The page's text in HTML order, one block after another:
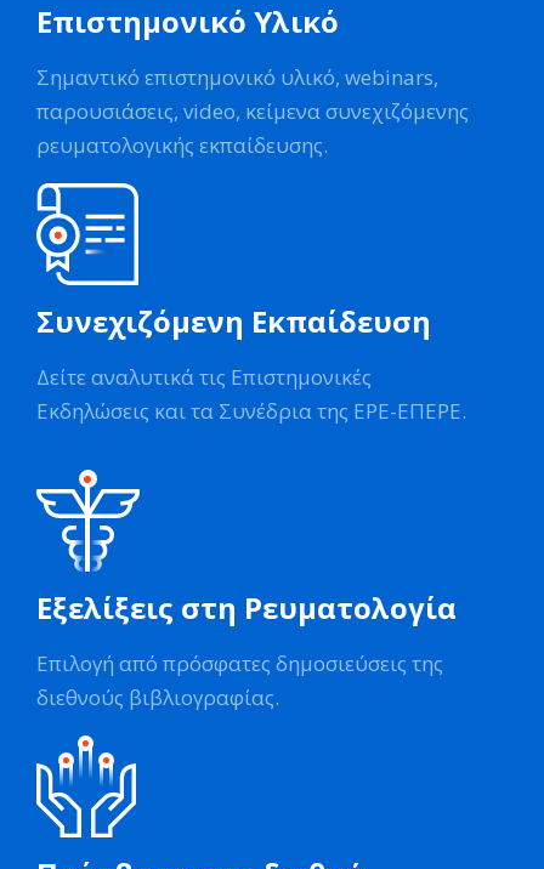
Επιστημονικό Υλικό
Σημαντικό επιστημονικό υλικό, webinars,
παρουσιάσεις, video, κείμενα συνεχιζόμενης
ρευματολογικής εκπαίδευσης.
Συνεχιζόμενη Εκπαίδευση
Δείτε αναλυτικά τις Επιστημονικές
Εκδηλώσεις και τα Συνέδρια της ΕΡΕ-ΕΠΕΡΕ.
Εξελίξεις στη Ρευματολογία
Επιλογή από πρόσφατες δημοσιεύσεις της
διεθνούς βιβλιογραφίας.